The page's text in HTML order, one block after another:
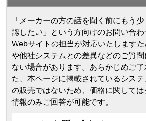
「メーカーの方の話を聞く前にもう
認したい」という方向けのお問い合
Webサイトの担当が対応いたします
や他社システムとの差異などのご質問
ない場合があります。あらかじめご了
た、本ページに掲載されているシス
の販売ではないため、価格に関しては
情報のみご回答が可能です。